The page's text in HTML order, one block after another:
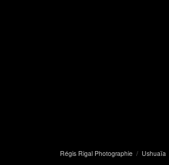
Régis Rigal Photographie / Ushuaïa